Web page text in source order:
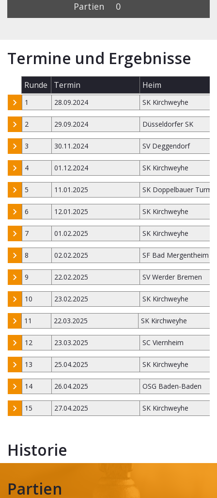
Partien
0
Termine und Ergebnisse
Runde Termin Heim
1 28.09.2024 SK Kirchweyhe
2 29.09.2024 Düsseldorfer SK
3 30.11.2024 SV Deggendorf
4 01.12.2024 SK Kirchweyhe
5 11.01.2025 SK Doppelbauer Turm
6 12.01.2025 SK Kirchweyhe
7 01.02.2025 SK Kirchweyhe
8 02.02.2025 SF Bad Mergentheim
9 22.02.2025 SV Werder Bremen
10 23.02.2025 SK Kirchweyhe
11 22.03.2025 SK Kirchweyhe
12 23.03.2025 SC Viernheim
13 25.04.2025 SK Kirchweyhe
14 26.04.2025 OSG Baden-Baden
15 27.04.2025 SK Kirchweyhe
Historie
Partien